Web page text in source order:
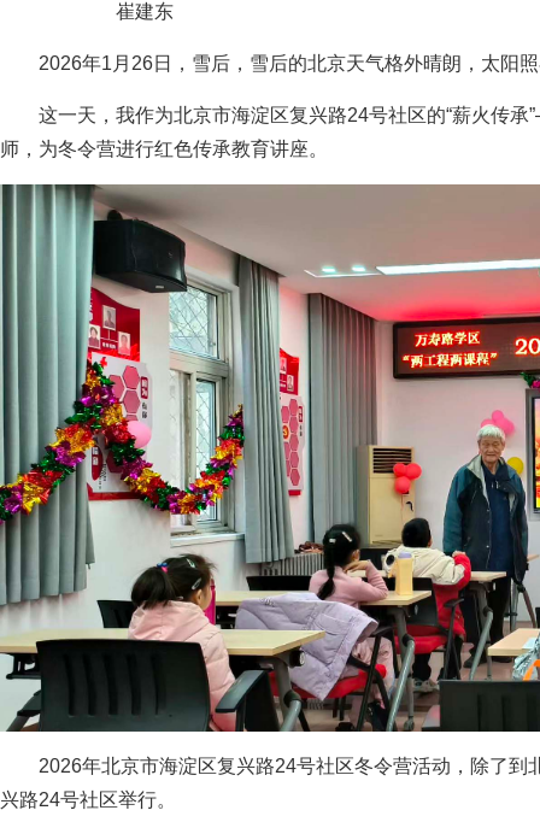
崔建东
2026年1月26日，雪后，雪后的北京天气格外晴朗，太阳
这一天，我作为北京市海淀区复兴路24号社区的“薪火传
师，为冬令营进行红色传承教育讲座。
2026年北京市海淀区复兴路24号社区冬令营活动，除了
兴路24号社区举行。